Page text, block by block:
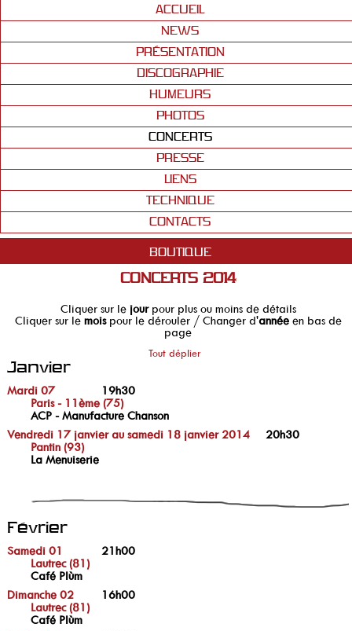
ACCUEIL
NEWS
PRÉSENTATION
DISCOGRAPHIE
HUMEURS
PHOTOS
CONCERTS
PRESSE
LIENS
TECHNIQUE
CONTACTS
BOUTIQUE
CONCERTS 2014
Cliquer sur le jourpour plus ou moins de détails
Cliquer sur le moispour le dérouler / Changer d'annéeen bas de
page
Tout déplier
Janvier
Mardi 07
19h30
Paris - 11ème (75)
ACP - Manufacture Chanson
Vendredi 17 janvier au samedi 18 janvier 2014
20h30
Pantin (93)
La Menuiserie
Février
Samedi 01
21h00
Lautrec (81)
Café Plùm
Dimanche 02
16h00
Lautrec (81)
Café Plùm